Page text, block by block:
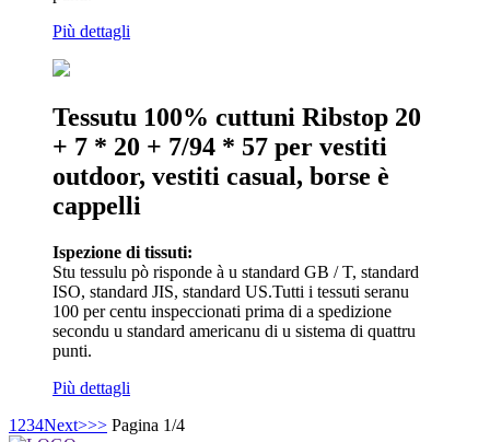
Più dettagli
Tessutu 100% cuttuni Ribstop 20
+ 7 * 20 + 7/94 * 57 per vestiti
outdoor, vestiti casual, borse è
cappelli
Ispezione di tissuti:
Stu tessulu pò risponde à u standard GB / T, standard
ISO, standard JIS, standard US.Tutti i tessuti seranu
100 per centu inspeccionati prima di a spedizione
secondu u standard americanu di u sistema di quattru
punti.
Più dettagli
1 234Next>>> Pagina 1/4